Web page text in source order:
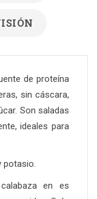
de proteína
sin cáscara,
Son saladas
ideales para
potasio.
en es